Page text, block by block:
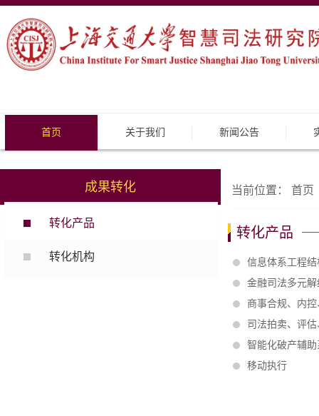
首页 关于我们 新闻公告
成果转化
转化产品
转化机构
当前位置： 首页
转化产品
信息体系工程
金融司法多元
商事合规、内
司法拍卖、评
智能化破产辅助
移动执行